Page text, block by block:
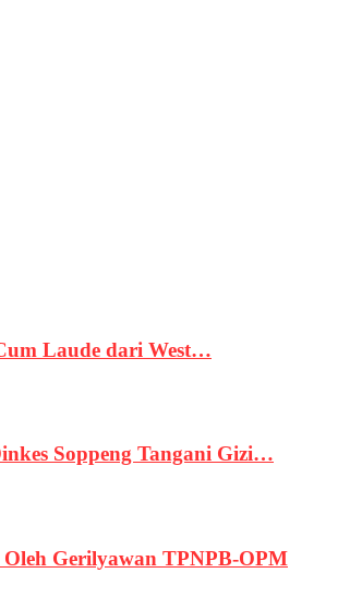
Laude dari West…
Soppeng Tangani Gizi…
Gerilyawan TPNPB-OPM